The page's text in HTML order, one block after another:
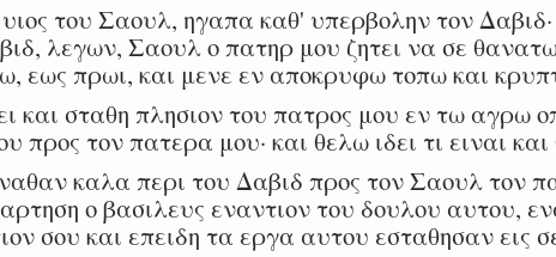
του Σαουλ, ηγαπα καθ' υπερβολην τον Δαβιδ·
λεγων, Σαουλ ο πατηρ μου ζητει να σε
εως πρωι, και μενε εν αποκρυφω τοπω και
και σταθη πλησιον του πατρος μου εν τω αγρω
προς τον πατερα μου· και θελω ιδει τι ειναι
καλα περι του Δαβιδ προς τον Σαουλ τον
ο βασιλευς εναντιον του δουλου αυτου,
σου και επειδη τα εργα αυτου εσταθησαν εις